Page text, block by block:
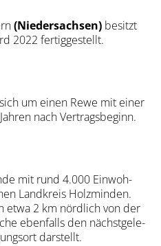
(Nie­der­sach­sen) besitzt
2022 fer­tig­ge­stellt.
um einen Rewe mit einer
nach Ver­trags­be­ginn.
mit rund 4.000 Ein­woh­
Land­kreis Holz­min­den.
etwa 2 km nörd­lich von der
eben­falls den nächst­ge­le­
dar­stellt.